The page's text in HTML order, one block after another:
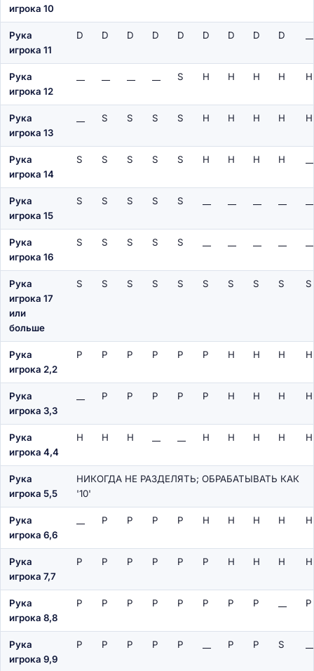
игрока 10
Рука
игрока 11
D D D D D D D D D
Рука
игрока 12
S H H H H H
Рука
игрока 13
S S S S H H H H H
Рука
игрока 14
S S S S S H H H H
Рука
игрока 15
S S S S S
Рука
игрока 16
S S S S S
Рука
игрока 17
или
больше
S S S S S S S S S S
Рука
игрока 2,2
P P P P P P H H H H
Рука
игрока 3,3
P P P P P H H H H
Рука
игрока 4,4
H H H H H H H H
Рука
игрока 5,5
НИКОГДА НЕ РАЗДЕЛЯТЬ; ОБРАБАТЫВАТЬ КАК
'10'
Рука
игрока 6,6
P P P P H H H H H
Рука
игрока 7,7
P P P P P P H H H H
Рука
игрока 8,8
P P P P P P P P P
Рука
игрока 9,9
P P P P P P P S